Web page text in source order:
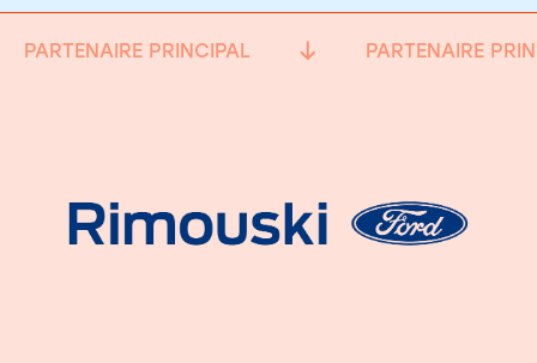
PARTENAIRE PRINCIPAL PARTENAIRE